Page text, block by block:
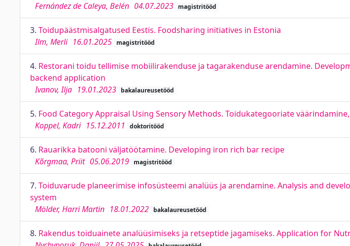
Fernández de Caleya, Belén 04.07.2023 magistritööd
3. Toidupäästmisalgatused Eestis. Foodsharing initiatives in Estonia
Ilm, Merli 16.01.2025 magistritööd
4. Restorani toidu tellimise mobiilirakenduse ja tagarakenduse arendamine.
backend application
Ivanov, Ilja 19.01.2023 bakalaureusetööd
5. Food Category Appraisal Using Sensory Methods. Toidukategooriate
Koppel, Kadri 15.12.2011 doktoritööd
6. Rauarikka batooni väljatöötamine. Developing iron rich bar recipe
Kõrgmaa, Priit 05.06.2019 magistritööd
7. Toiduvarude planeerimise infosüsteemi analüüs ja arendamine. Analysis and
system
Mölder, Harri Martin 18.01.2022 bakalaureusetööd
8. Rakendus toiduainete analüüsimiseks ja retseptide jagamiseks. Application for